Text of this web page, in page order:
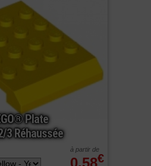
Plate
3 Réhaussée
0,58€
à partir de